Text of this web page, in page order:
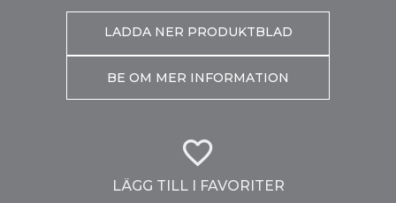
LADDA NER PRODUKTBLAD
BE OM MER INFORMATION
LÄGG TILL I FAVORITER